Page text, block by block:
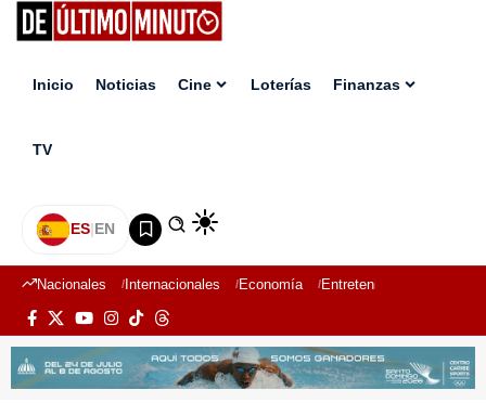
Inicio Noticias Cine Loterías Finanzas
TV
ES|EN
Nacionales Internacionales Economía Entretenimiento